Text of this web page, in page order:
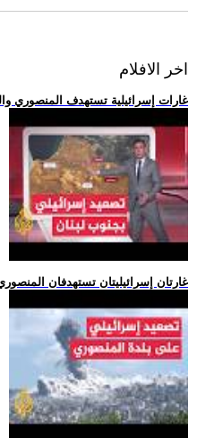
اخر الافلام
.. غارات إسرائيلية تستهدف المنصوري
.. غارتان إسرائيليتان تستهدفان